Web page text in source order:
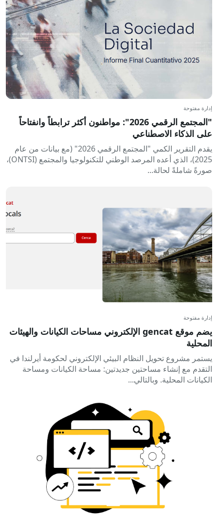
إدارة مفتوحة
"المجتمع الرقمي 2026": مواطنون أكثر ترابطاً وانفتاحاً
على الذكاء الاصطناعي
يقدم التقرير الكمي "المجتمع الرقمي 2026" (مع بيانات من عام
2025)، الذي أعده المرصد الوطني للتكنولوجيا والمجتمع (ONTSI)،
صورةً شاملةً لحالة...
إدارة مفتوحة
يضم موقع gencat الإلكتروني مساحات الكيانات والهيئات
المحلية
يستمر مشروع تحويل النظام البيئي الإلكتروني لحكومة أيرلندا في
التقدم مع إنشاء مساحتين جديدتين: مساحة الكيانات ومساحة
الكيانات المحلية. وبالتالي...